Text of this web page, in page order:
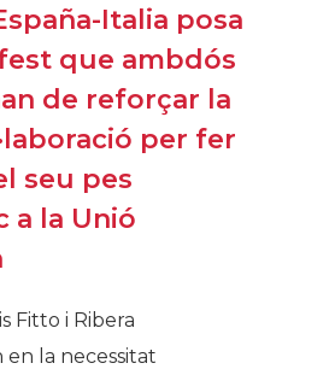
Italia posa
que ambdós
de reforçar la
per fer
seu pes
a la Unió
Fitto i Ribera
en la necessitat